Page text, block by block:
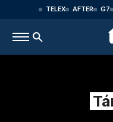
TELEX AFTER G7